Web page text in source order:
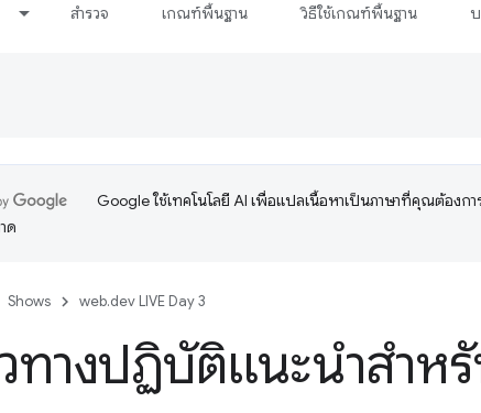
สำรวจ เกณฑ์พื้นฐาน วิธีใช้เกณฑ์พื้นฐาน
Google ใช้เทคโนโลยี AI เพื่อแปลเนื้อหาเป็นภาษาที่คุณต้องกา
ด
Shows web.dev LIVE Day 3
ทางปฏิบัติแนะนำสำห